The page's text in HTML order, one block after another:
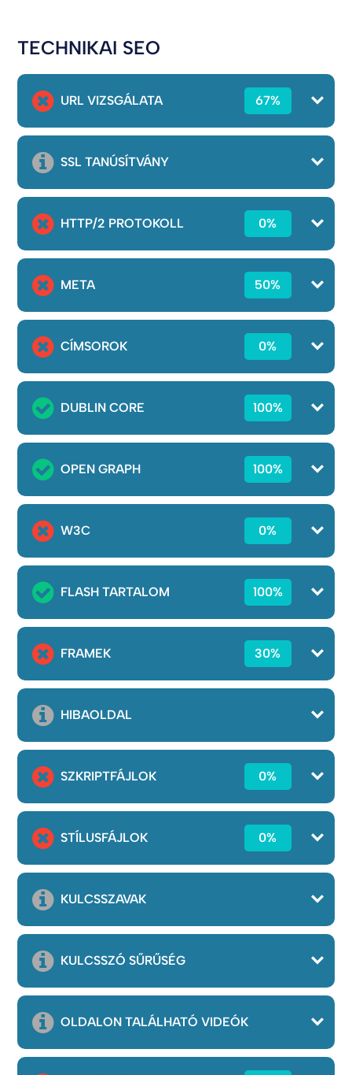
TECHNIKAI SEO
URL VIZSGÁLATA 67%
SSL TANÚSÍTVÁNY
HTTP/2 PROTOKOLL 0%
META 50%
CÍMSOROK 0%
DUBLIN CORE 100%
OPEN GRAPH 100%
W3C 0%
FLASH TARTALOM 100%
FRAMEK 30%
HIBAOLDAL
SZKRIPTFÁJLOK 0%
STÍLUSFÁJLOK 0%
KULCSSZAVAK
KULCSSZÓ SŰRŰSÉG
OLDALON TALÁLHATÓ VIDEÓK